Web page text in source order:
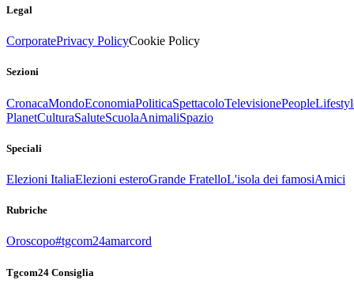
Legal
CorporatePrivacy PolicyCookie Policy
Sezioni
CronacaMondoEconomiaPoliticaSpettacoloTelevisionePeople
PlanetCulturaSaluteScuolaAnimaliSpazio
Speciali
Elezioni ItaliaElezioni esteroGrande FratelloL'isola dei famosiAmici
Rubriche
Oroscopo#tgcom24amarcord
Tgcom24 Consiglia